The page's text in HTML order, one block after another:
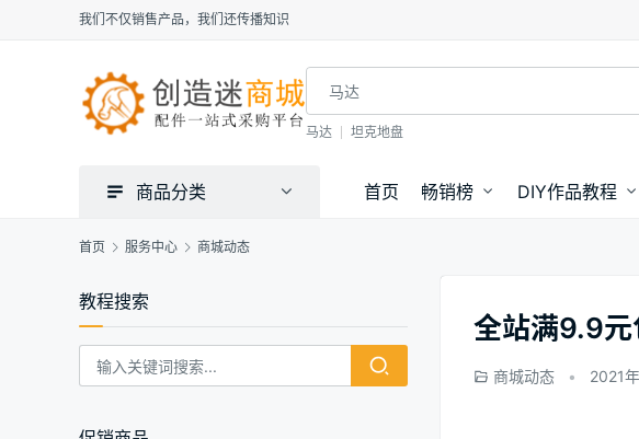
我们不仅销售产品，我们还传播知识
马达 坦克地盘
商品分类 首页 畅销榜 DIY作品教程
首页 服务中心 商城动态
全站满9.9元
商城动态 • 2021
教程搜索